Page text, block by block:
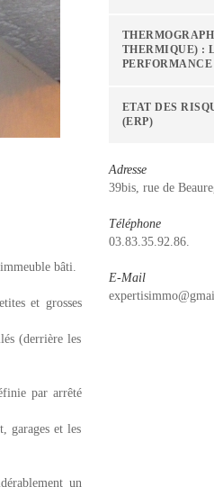
bâti.
et grosses
(derrière les
par arrêté
garages et les
un
THERMIQUE) :
ETAT DES
(ERP)
Adresse
39bis, rue de
Téléphone
03.83.35.92.86.
E-Mail